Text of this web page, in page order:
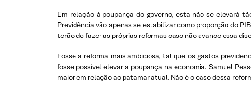
Em relação à poupança do governo, esta não se elevará
Previdência vão apenas se estabilizar como proporção do
terão de fazer as próprias reformas caso não avance essa
Fosse a reforma mais ambiciosa, tal que os gastos
fosse possível elevar a poupança na economia. Samuel
maior em relação ao patamar atual. Não é o caso dessa